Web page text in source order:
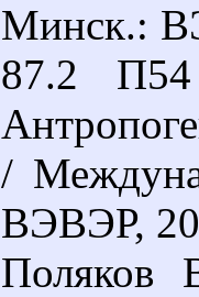
Минск.:
87.2
/
ВЭВЭР,
Поляков